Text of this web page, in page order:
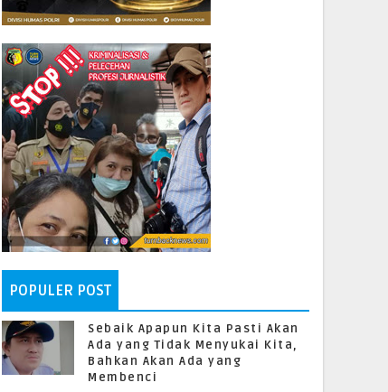
POPULER POST
Sebaik Apapun Kita Pasti Akan
Ada yang Tidak Menyukai Kita,
Bahkan Akan Ada yang
Membenci